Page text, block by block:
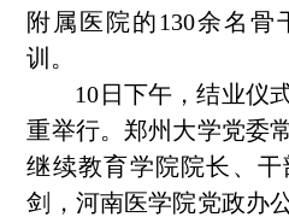
附属医院的130余名骨
训。
10日下午 ，结业仪
重举行。郑州大学党委
继续教育学院院长、
剑 ， 河南医学院党政办